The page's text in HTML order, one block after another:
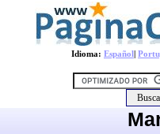
Idioma: Español|